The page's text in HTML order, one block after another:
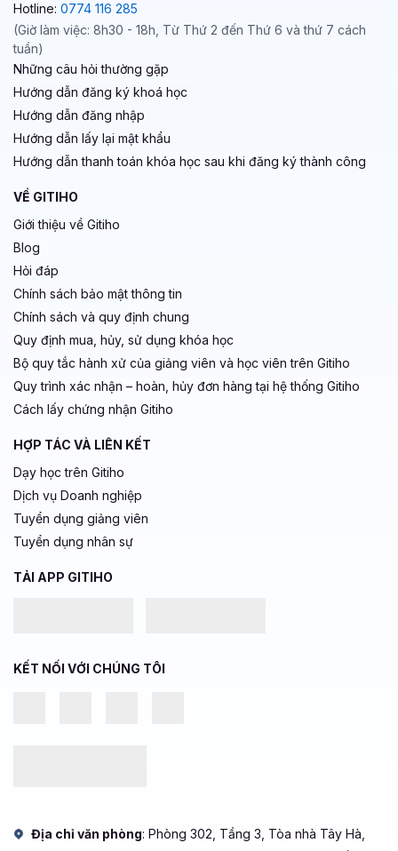
Hotline: 0774 116 285
(Giờ làm việc: 8h30 - 18h, Từ Thứ 2 đến Thứ 6 và thứ 7 cách
tuần)
Những câu hỏi thường gặp
Hướng dẫn đăng ký khoá học
Hướng dẫn đăng nhập
Hướng dẫn lấy lại mật khẩu
Hướng dẫn thanh toán khóa học sau khi đăng ký thành công
VỀ GITIHO
Giới thiệu về Gitiho
Blog
Hỏi đáp
Chính sách bảo mật thông tin
Chính sách và quy định chung
Quy định mua, hủy, sử dụng khóa học
Bộ quy tắc hành xử của giảng viên và học viên trên Gitiho
Quy trình xác nhận – hoàn, hủy đơn hàng tại hệ thống Gitiho
Cách lấy chứng nhận Gitiho
HỢP TÁC VÀ LIÊN KẾT
Dạy học trên Gitiho
Dịch vụ Doanh nghiệp
Tuyển dụng giảng viên
Tuyển dụng nhân sự
TẢI APP GITIHO
KẾT NỐI VỚI CHÚNG TÔI
Địa chỉ văn phòng: Phòng 302, Tầng 3, Tòa nhà Tây Hà,